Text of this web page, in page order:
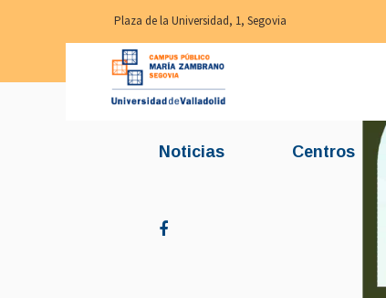
Plaza de la Universidad, 1, Segovia
Noticias Centros